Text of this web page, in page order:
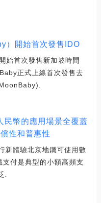
）開始首次發售IDO
始首次發售新加坡時間
正式上線首次發售去
民幣的應用場景全覆蓋
性和普惠性
新體驗北京地鐵可使用數
付是典型的小額高頻支
.